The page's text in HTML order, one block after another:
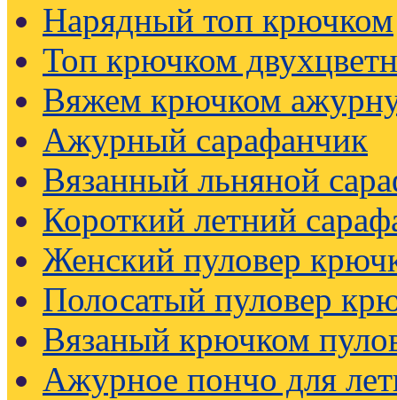
Нарядный топ крючком
Топ крючком
Вяжем крючком
Ажурный сарафанчик
Вязанный льняной
Короткий летний
Женский пуловер
Полосатый пуловер
Вязаный крючком
Ажурное пончо для